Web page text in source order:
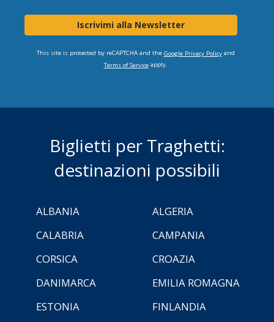
Iscrivimi alla Newsletter
This site is protected by reCAPTCHA and the Google Privacy Policyand
Terms of Serviceapply.
Biglietti per Traghetti:
destinazioni possibili
ALBANIA
ALGERIA
CALABRIA
CAMPANIA
CORSICA
CROAZIA
DANIMARCA
EMILIA ROMAGNA
ESTONIA
FINLANDIA